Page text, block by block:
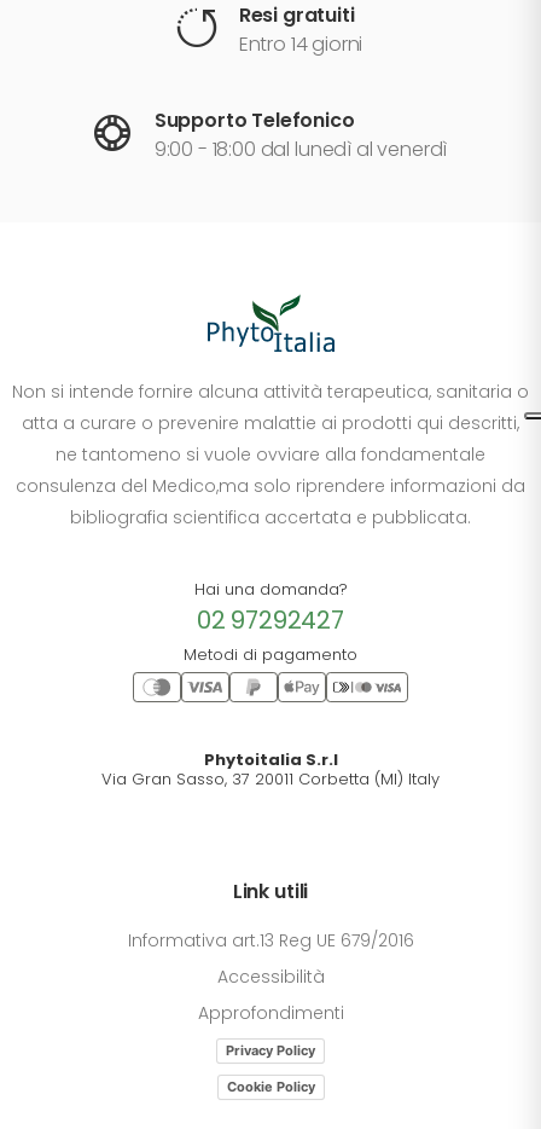
Resi gratuiti
Entro 14 giorni
Supporto Telefonico
9:00 - 18:00 dal lunedì al venerdì
Non si intende fornire alcuna attività terapeutica, sanitaria o
atta a curare o prevenire malattie ai prodotti qui descritti,
ne tantomeno si vuole ovviare alla fondamentale
consulenza del Medico,ma solo riprendere informazioni da
bibliografia scientifica accertata e pubblicata.
Hai una domanda?
02 97292427
Metodi di pagamento
Phytoitalia S.r.l
Via Gran Sasso, 37 20011 Corbetta (MI) Italy
Link utili
Informativa art.13 Reg UE 679/2016
Accessibilità
Approfondimenti
Privacy Policy
Cookie Policy